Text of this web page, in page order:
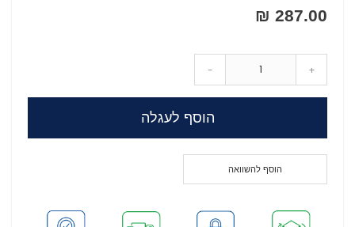
287.00 ₪
- +
הוסף לעגלה
הוסף להשוואה